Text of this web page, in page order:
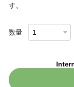
す。
数量